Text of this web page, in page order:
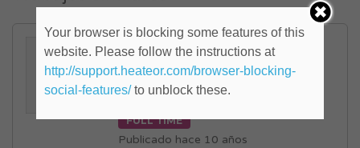
Contador/a público (ID:
818644)
Capital Federal,
FULL TIME
Publicado hace 10 años
Your browser is blocking some features of this
website. Please follow the instructions at
http://support.heateor.com/browser-blocking-
social-features/to unblock these.